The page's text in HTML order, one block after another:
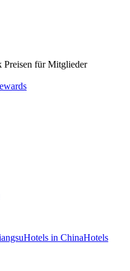
Preisen für Mitglieder
Hotels in ChinaHotels